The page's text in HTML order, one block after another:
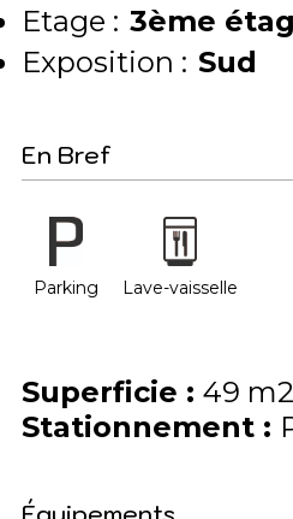
Etage : 3ème
Exposition : Sud
En Bref
Parking Lave-vaisselle
Superficie : 49 m2
Stationnement :